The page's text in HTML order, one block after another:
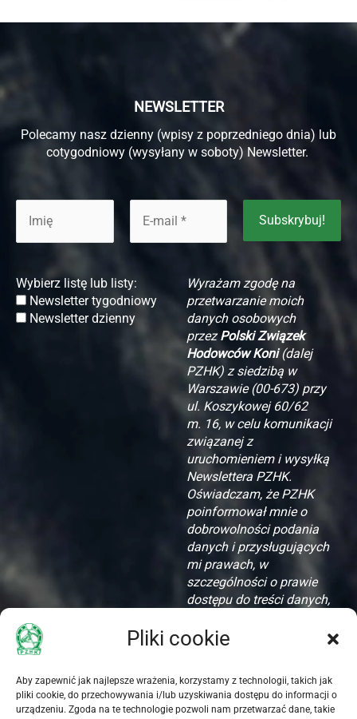
Pliki cookie
Aby zapewnić jak najlepsze wrażenia, korzystamy z technologii, takich jak
pliki cookie, do przechowywania i/lub uzyskiwania dostępu do informacji o
urządzeniu. Zgoda na te technologie pozwoli nam przetwarzać dane, takie
NEWSLETTER
Polecamy nasz dzienny (wpisy z poprzedniego dnia) lub
cotygodniowy (wysyłany w soboty) Newsletter.
Wybierz listę lub listy:
Newsletter tygodniowy
Newsletter dzienny
Wyrażam zgodę na
przetwarzanie moich
danych osobowych
przezPolski Związek
Hodowców Koni(dalej
PZHK) z siedzibą w
Warszawie (00-673) przy
ul. Koszykowej 60/62
m. 16, w celu komunikacji
związanej z
uruchomieniem i wysyłką
Newslettera PZHK.
Oświadczam, że PZHK
poinformował mnie o
dobrowolności podania
danych i przysługujących
mi prawach, w
szczególności o prawie
dostępu do treści danych,
zapomnienia.
Akceptuję zamieszczone
oświadczenie dotyczące
przetwarzania danych